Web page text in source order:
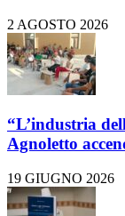
2 AGOSTO 2026
“L’industria
Agnoletto
19 GIUGNO 2026